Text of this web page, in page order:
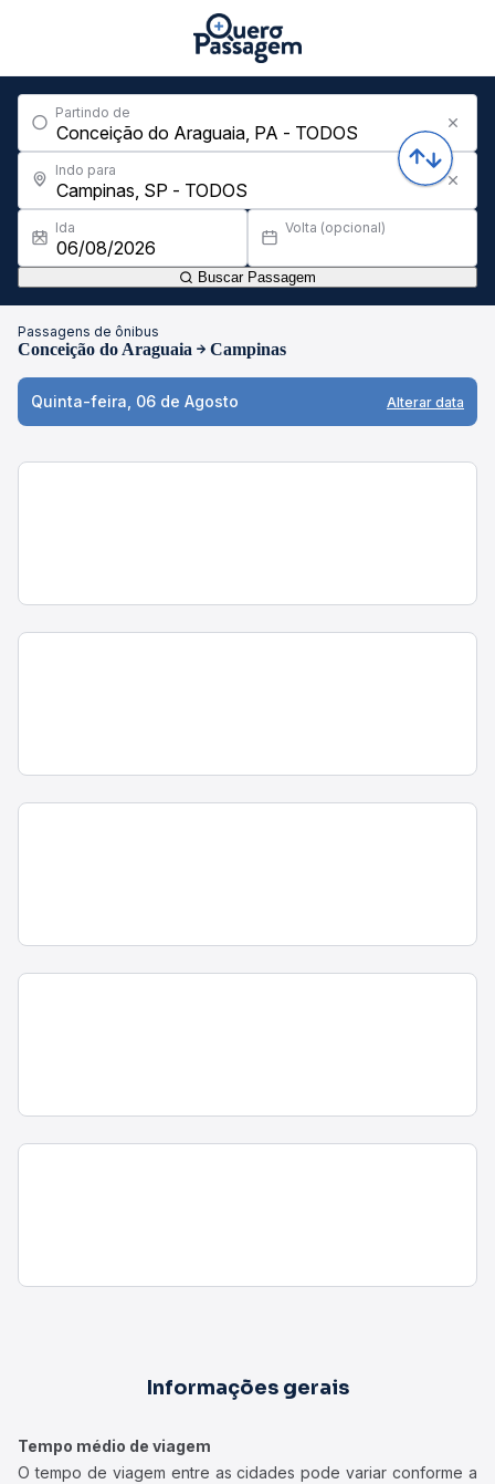
Partindo de
Indo para
Ida Volta (opcional)
Buscar Passagem
Passagens de ônibus
Conceição do Araguaia Campinas
Quinta-feira, 06 de Agosto Alterar data
Informações gerais
Tempo médio de viagem
O tempo de viagem entre as cidades pode variar conforme a